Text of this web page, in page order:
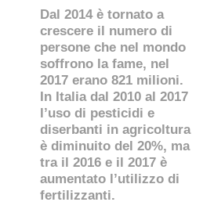
Dal 2014 è tornato a
crescere il numero di
persone che nel mondo
soffrono la fame, nel
2017 erano 821 milioni.
In Italia dal 2010 al 2017
l’uso di pesticidi e
diserbanti in agricoltura
è diminuito del 20%, ma
tra il 2016 e il 2017 è
aumentato l’utilizzo di
fertilizzanti.